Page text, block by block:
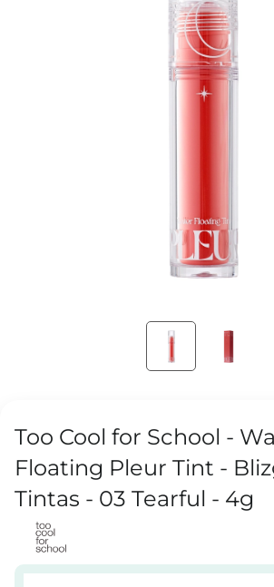
Too Cool for School -
Floating Pleur Tint -
Tintas - 03 Tearful - 4g